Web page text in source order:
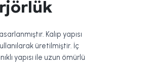
Kalıp yapısı
üretilmiştir. İç
yapısı ile uzun ömürlü